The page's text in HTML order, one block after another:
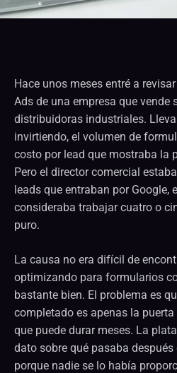
Hace unos meses entré a
Ads de una empresa que vende
distribuidoras industriales.
invirtiendo, el volumen de
costo por lead que mostraba la
Pero el director comercial
leads que entraban por Google,
consideraba trabajar cuatro o
puro.
La causa no era difícil de
optimizando para formularios
bastante bien. El problema es
completado es apenas la
que puede durar meses. La
dato sobre qué pasaba después
porque nadie se lo había